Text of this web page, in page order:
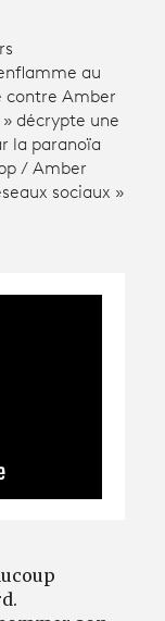
au
contre Amber
décrypte une
la paranoïa
/ Amber
sociaux »